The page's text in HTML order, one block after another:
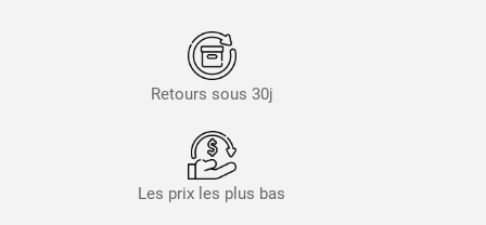
Retours sous 30j
Les prix les plus bas